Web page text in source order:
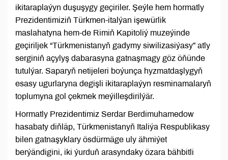
ikitaraplaýyn duşuşygy geçiriler. Şeýle hem hormatly
Prezidentimiziň Türkmen-italýan işewürlik
maslahatyna hem-de Rimiň Kapitoliý muzeýinde
geçiriljek “Türkmenistanyň gadymy siwilizasiýasy” atly
serginiň açylyş dabarasyna gatnaşmagy göz öňünde
tutulýar. Saparyň netijeleri boýunça hyzmatdaşlygyň
esasy ugurlaryna degişli ikitaraplaýyn resminamalaryň
toplumyna gol çekmek meýilleşdirilýär.
Hormatly Prezidentimiz Serdar Berdimuhamedow
hasabaty diňläp, Türkmenistanyň Italiýa Respublikasy
bilen gatnaşyklary ösdürmäge uly ähmiýet
berýändigini, iki ýurduň arasyndaky özara bähbitli